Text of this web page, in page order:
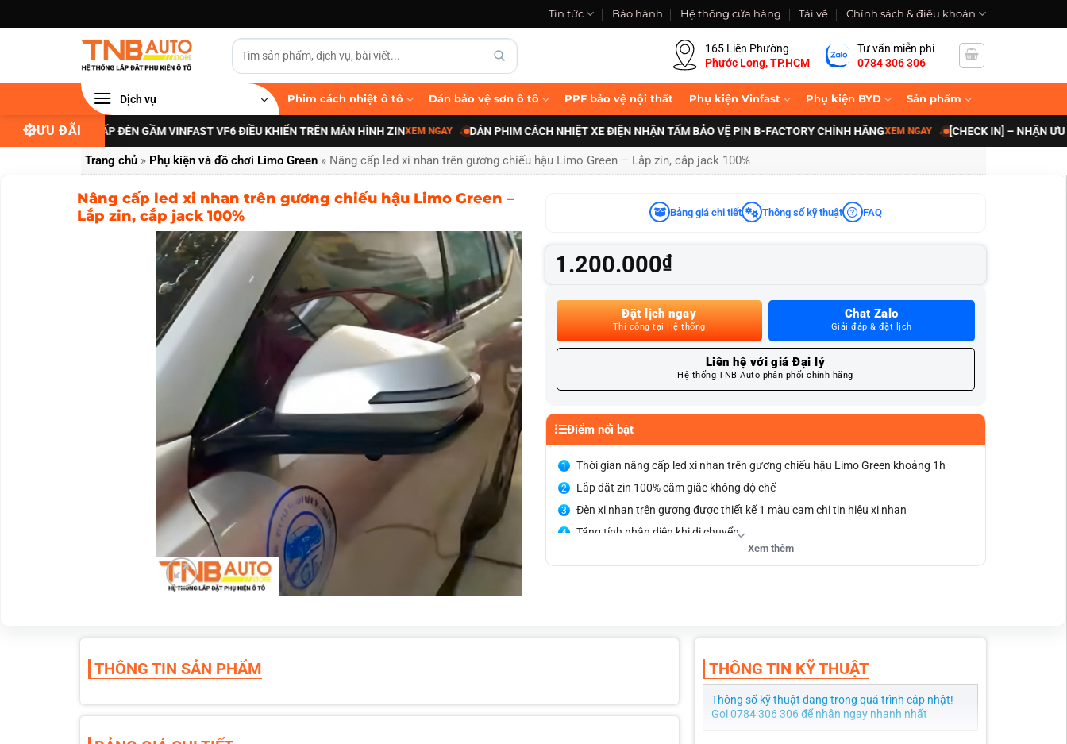
qua
Tin tức Bảo hành Hệ thống cửa hàng Tải về Chính sách & điều khoản
165 Liên Phường
Phước Long, TP.HCM
Tư vấn miễn phí
0784 306 306
Dịch vụ Phim cách nhiệt ô tô Dán bảo vệ sơn ô tô PPF bảo vệ nội thất Phụ kiện Vinfast Phụ kiện BYD Sản phẩm
ƯU ĐÃI
ĐÃI NÂNG CẤP ĐÈN GẦM VINFAST VF6 ĐIỀU KHIỂN TRÊN MÀN HÌNH ZINXEM NGAY→ DÁN PHIM CÁCH NHIỆT XE ĐIỆN NHẬN TẤM BẢO VỆ PIN B-FACTORY CHÍNH HÃNG XEM NGAY→ [CHECK IN] – NHẬN ƯU ĐÃI
Trang chủ » Phụ kiện và đồ chơi Limo Green » Nâng cấp led xi nhan trên gương chiếu hậu Limo Green – Lắp zin, cắp jack 100%
Nâng cấp led xi nhan trên gương chiếu hậu Limo Green –
Lắp zin, cắp jack 100%
Bảng giá chi tiết Thông số kỹ thuật FAQ
1.200.000₫
Đặt lịch ngay
Thi công tại Hệ thống
Chat Zalo
Giải đáp & đặt lịch
Liên hệ với giá Đại lý
Hệ thống TNB Auto phân phối chính hãng
Điểm nổi bật
Thời gian nâng cấp led xi nhan trên gương chiếu hậu Limo Green khoảng 1h
Lắp đặt zin 100% cắm giắc không độ chế
Đèn xi nhan trên gương được thiết kế 1 màu cam chi tin hiệu xi nhan
Tăng tính nhận diện khi di chuyển
Tăng tính thẩm mỹ, điểm nhấn cho xeXem thêm
THÔNG TIN SẢN PHẨM THÔNG TIN KỸ THUẬT
Thông số kỹ thuật đang trong quá trình cập nhật!
Gọi 0784 306 306 để nhận ngay nhanh nhất